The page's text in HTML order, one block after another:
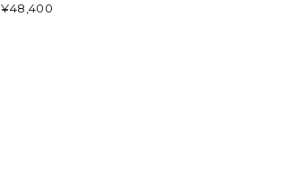
¥48,400